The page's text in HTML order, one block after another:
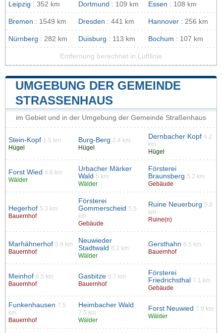
Leipzig : 352 km Dortmund : 109 km Essen : 108 km
Bremen : 1549 km Dresden : 441 km Hannover : 256 km
Nürnberg : 282 km Duisburg : 113 km Bochum : 107 km
Entfernung berechnet in Luftlinie
UMGEBUNG DER GEMEINDE
STRASSENHAUS
im Gebiet und in der Umgebung der Gemeinde Straßenhaus
Stein-Kopf 1.5 km
Hügel
Burg-Berg 2.4 km
Hügel
Dernbacher Kopf 4.2
km
Hügel
Forst Wied 4.6 km
Wälder
Urbacher Märker
Wald 5 km
Wälder
Försterei
Braunsberg 5.2 km
Gebäude
Hegerhof 5.3 km
Bauernhof
Försterei
Gommerscheid 5.5
km
Gebäude
Ruine Neuerburg 5.8
km
Ruine(n)
Marhähnerhof 5.9 km
Bauernhof
Neuwieder
Stadtwald 6.2 km
Wälder
Gersthahn 6.5 km
Bauernhof
Meinhof 6.5 km
Bauernhof
Gasbitze 6.7 km
Bauernhof
Försterei
Friedrichsthal
7.1 km
Gebäude
Funkenhausen 7.5
km
Bauernhof
Heimbacher Wald
7.5 km
Wälder
Forst Neuwied
7.9 km
Wälder